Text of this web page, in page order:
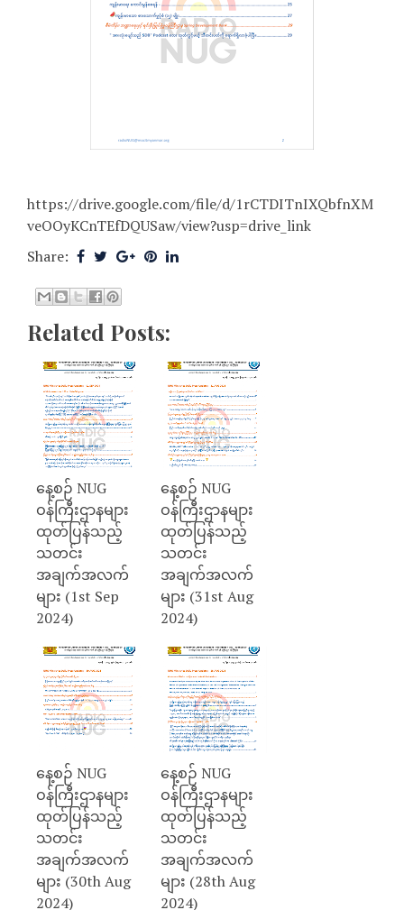
https://drive.google.com/file/d/1rCTDITnIXQbfnXM
veOOyKCnTEfDQUSaw/view?usp=drive_link
Share:
Related Posts:
နေ့စဉ် NUG
ဝန်ကြီးဌာနများ
ထုတ်ပြန်သည့်
သတင်း
အချက်အလက်
များ (1st Sep
2024)
နေ့စဉ် NUG
ဝန်ကြီးဌာနများ
ထုတ်ပြန်သည့်
သတင်း
အချက်အလက်
များ (31st Aug
2024)
နေ့စဉ် NUG
ဝန်ကြီးဌာနများ
ထုတ်ပြန်သည့်
သတင်း
အချက်အလက်
များ (30th Aug
2024)
နေ့စဉ် NUG
ဝန်ကြီးဌာနများ
ထုတ်ပြန်သည့်
သတင်း
အချက်အလက်
များ (28th Aug
2024)